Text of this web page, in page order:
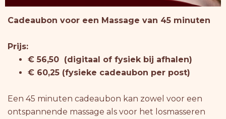
Cadeaubon voor een Massage van 45 minuten
Prijs:
€ 56,50 (digitaal of fysiek bij afhalen)
€ 60,25 (fysieke cadeaubon per post)
Een 45 minuten cadeaubon kan zowel voor een
ontspannende massage als voor het losmasseren